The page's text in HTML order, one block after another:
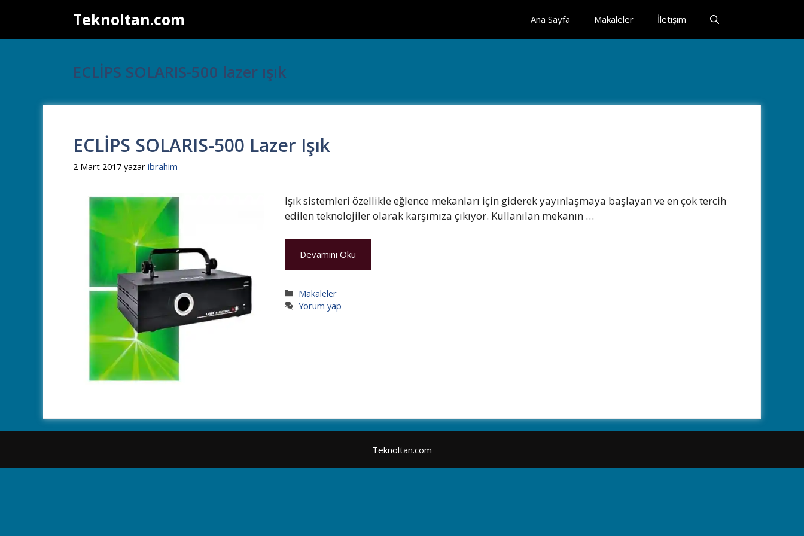
Teknoltan.com Ana Sayfa Makaleler İletişim
ECLİPS SOLARIS-500 lazer ışık
ECLİPS SOLARIS-500 Lazer Işık
2 Mart 2017 yazar ibrahim
Işık sistemleri özellikle eğlence mekanları için giderek yayınlaşmaya başlayan ve en çok tercih
edilen teknolojiler olarak karşımıza çıkıyor. Kullanılan mekanın …
Devamını Oku
Kategoriler
Makaleler
Yorum yap
Teknoltan.com